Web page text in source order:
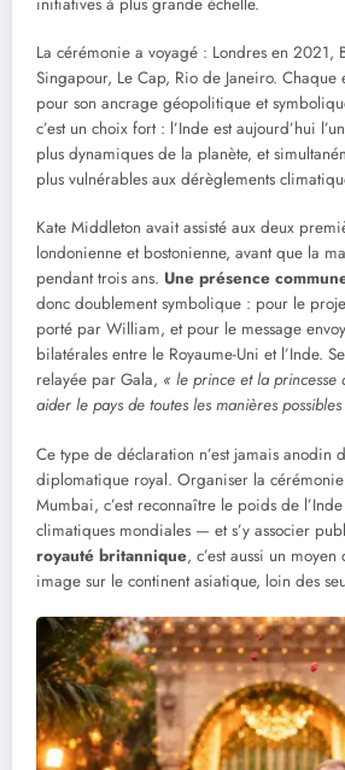
La cérémonie a voyagé : Londres en 2021,
Singapour, Le Cap, Rio de Janeiro.
pour son ancrage géopolitique et
c’est un choix fort : l’Inde est aujourd’hui
plus dynamiques de la planète, et
plus vulnérables aux dérèglements
Kate Middleton avait assisté aux deux
londonienne et bostonienne, avant que la
pendant trois ans. Une présence
donc doublement symbolique : pour le
porté par William, et pour le message
bilatérales entre le Royaume-Uni et l’Inde.
relayée par Gala, « le prince et la princesse
aider le pays de toutes les manières
Ce type de déclaration n’est jamais anodin
diplomatique royal. Organiser la cérémonie
Mumbai, c’est reconnaître le poids de
climatiques mondiales — et s’y associer
royauté britannique, c’est aussi un
image sur le continent asiatique, loin des